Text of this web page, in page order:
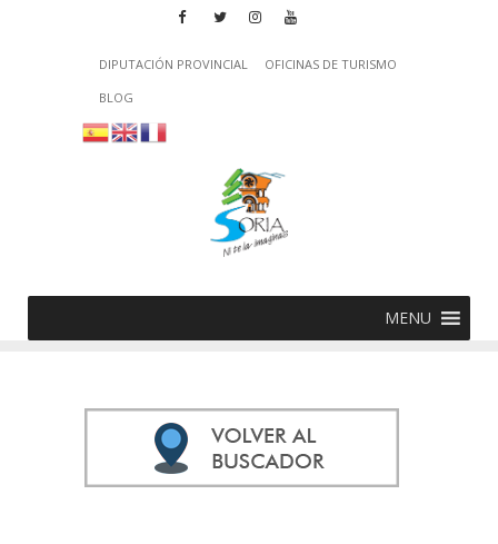
DIPUTACIÓN PROVINCIAL
OFICINAS DE TURISMO
BLOG
MENU